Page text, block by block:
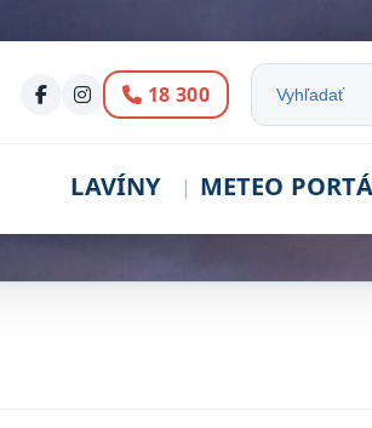
Volanie:
18 300 Vyhľadať
LAVÍNY METEO